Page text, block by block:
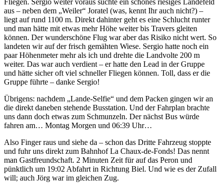
Fliegen. Sergio weiter voraus suchte ein schönes riesiges Landefeld
aus – neben dem „Weiler“ Joratel (was, kennt Ihr auch nicht?) –
liegt auf rund 1100 m. Direkt dahinter geht es eine Schlucht runter
und man hätte mit etwas mehr Höhe weiter bis Travers gleiten
können. Der wunderschöne Flug war aber das Risiko nicht wert. So
landeten wir auf der frisch gemähten Wiese. Sergio hatte noch ein
paar Höhenmeter mehr als ich und drehte die Landvolte 200 m
weiter. Das war auch verdient – er hatte den Lead in der Gruppe
und hätte sicher oft viel schneller Fliegen können. Toll, dass er die
Gruppe führte – danke Sergio!
Übrigens: nachdem „Lande-Selfie“ und dem Packen gingen wir an
die direkt daneben stehende Busstation. Und der Fahrplan brachte
uns dann doch etwas zum Schmunzeln. Der nächst Bus würde
fahren am… Montag Morgen und 06:39 Uhr…
Also Finger raus und siehe da – schon das Dritte Fahrzeug stoppte
und fuhr uns direkt zum Bahnhof La Chaux-de-Fonds! Das nennt
man Gastfreundschaft. 2 Minuten Zeit für auf das Peron und
pünktlich um 19:02 Abfahrt in Richtung Biel. Und wie es der Zufall
will; auch Jörg war im gleichen Zug.